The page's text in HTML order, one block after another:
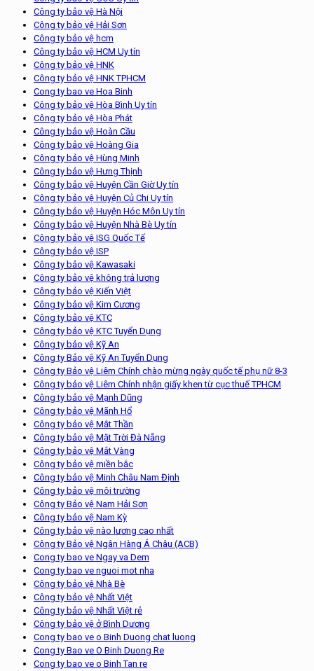
Công ty bảo vệ Hà Nội
Công ty bảo vệ Hải Sơn
Công ty bảo vệ hcm
Công ty bảo vệ HCM Uy tín
Công ty bảo vệ HNK
Công ty bảo vệ HNK TPHCM
Cong ty bao ve Hoa Binh
Công ty bảo vệ Hòa Bình Uy tín
Công ty bảo vệ Hòa Phát
Công ty bảo vệ Hoàn Cầu
Công ty bảo vệ Hoàng Gia
Công ty bảo vệ Hùng Minh
Công ty bảo vệ Hưng Thịnh
Công ty bảo vệ Huyện Cần Giờ Uy tín
Công ty bảo vệ Huyện Củ Chi Uy tín
Công ty bảo vệ Huyện Hóc Môn Uy tín
Công ty bảo vệ Huyện Nhà Bè Uy tín
Công ty bảo vệ ISG Quốc Tế
Công ty bảo vệ ISP
Công ty bảo vệ Kawasaki
Công ty bảo vệ không trả lương
Công ty bảo vệ Kiến Việt
Công ty bảo vệ Kim Cương
Công ty bảo vệ KTC
Công ty bảo vệ KTC Tuyển Dụng
Công ty bảo vệ Kỹ An
Công ty Bảo vệ Kỹ An Tuyển Dụng
Công ty Bảo vệ Liêm Chính chào mừng ngày quốc tế phụ nữ 8-3
Công ty bảo vệ Liêm Chính nhận giấy khen từ cục thuế TPHCM
Công ty bảo vệ Mạnh Dũng
Công ty bảo vệ Mãnh Hổ
Công ty bảo vệ Mắt Thần
Công ty bảo vệ Mặt Trời Đà Nẵng
Công ty bảo vệ Mắt Vàng
Công ty bảo vệ miền bắc
Công ty bảo vệ Minh Châu Nam Định
Công ty bảo vệ môi trường
Công ty Bảo vệ Nam Hải Sơn
Công ty bảo vệ Nam Kỳ
Công ty bảo vệ nào lương cao nhất
Công ty Bảo vệ Ngân Hàng Á Châu (ACB)
Cong ty bao ve Ngay va Dem
Cong ty bao ve nguoi mot nha
Công ty bảo vệ Nhà Bè
Công ty bảo vệ Nhất Việt
Công ty bảo vệ Nhất Việt rẻ
Công ty bảo vệ ở Bình Dương
Cong ty bao ve o Binh Duong chat luong
Cong ty Bao ve O Binh Duong Re
Cong ty bao ve o Binh Tan re